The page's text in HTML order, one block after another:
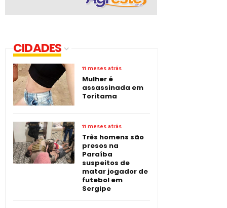
CIDADES
11 meses atrás
Mulher é
assassinada em
Toritama
11 meses atrás
Três homens são
presos na
Paraíba
suspeitos de
matar jogador de
futebol em
Sergipe